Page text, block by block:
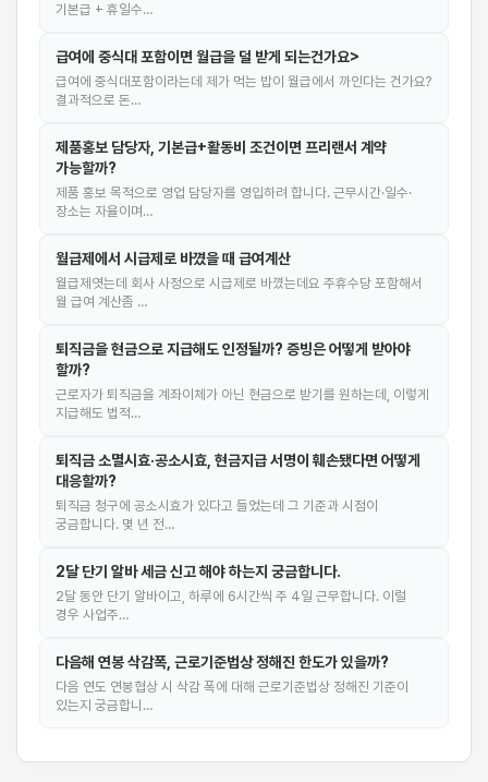
기본급 + 휴일수…
급여에 중식대 포함이면 월급을 덜 받게 되는건가요>
급여에 중식대포함이라는데 제가 먹는 밥이 월급에서 까인다는 건가요?
결과적으로 돈…
제품홍보 담당자, 기본급+활동비 조건이면 프리랜서 계약
가능할까?
제품 홍보 목적으로 영업 담당자를 영입하려 합니다. 근무시간·일수·
장소는 자율이며…
월급제에서 시급제로 바꼈을 때 급여계산
월급제엿는데 회사 사정으로 시급제로 바꼈는데요 주휴수당 포함해서
월 급여 계산좀 …
퇴직금을 현금으로 지급해도 인정될까? 증빙은 어떻게 받아야
할까?
근로자가 퇴직금을 계좌이체가 아닌 현금으로 받기를 원하는데, 이렇게
지급해도 법적…
퇴직금 소멸시효·공소시효, 현금지급 서명이 훼손됐다면 어떻게
대응할까?
퇴직금 청구에 공소시효가 있다고 들었는데 그 기준과 시점이
궁금합니다. 몇 년 전…
2달 단기 알바 세금 신고 해야 하는지 궁금합니다.
2달 동안 단기 알바이고, 하루에 6시간씩 주 4일 근무합니다. 이럴
경우 사업주…
다음해 연봉 삭감폭, 근로기준법상 정해진 한도가 있을까?
다음 연도 연봉협상 시 삭감 폭에 대해 근로기준법상 정해진 기준이
있는지 궁금합니…